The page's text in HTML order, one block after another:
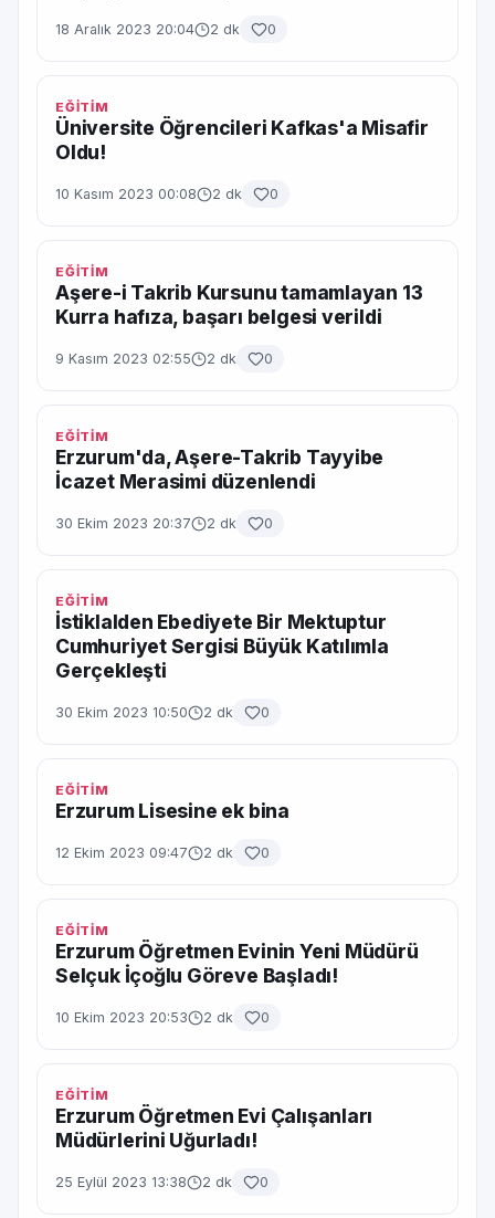
18 Aralık 2023 20:04 2 dk 0
EĞİTİM
Üniversite Öğrencileri Kafkas'a Misafir
Oldu!
10 Kasım 2023 00:08 2 dk 0
EĞİTİM
Aşere-i Takrib Kursunu tamamlayan 13
Kurra hafıza, başarı belgesi verildi
9 Kasım 2023 02:55 2 dk 0
EĞİTİM
Erzurum'da, Aşere-Takrib Tayyibe
İcazet Merasimi düzenlendi
30 Ekim 2023 20:37 2 dk 0
EĞİTİM
İstiklalden Ebediyete Bir Mektuptur
Cumhuriyet Sergisi Büyük Katılımla
Gerçekleşti
30 Ekim 2023 10:50 2 dk 0
EĞİTİM
Erzurum Lisesine ek bina
12 Ekim 2023 09:47 2 dk 0
EĞİTİM
Erzurum Öğretmen Evinin Yeni Müdürü
Selçuk İçoğlu Göreve Başladı!
10 Ekim 2023 20:53 2 dk 0
EĞİTİM
Erzurum Öğretmen Evi Çalışanları
Müdürlerini Uğurladı!
25 Eylül 2023 13:38 2 dk 0